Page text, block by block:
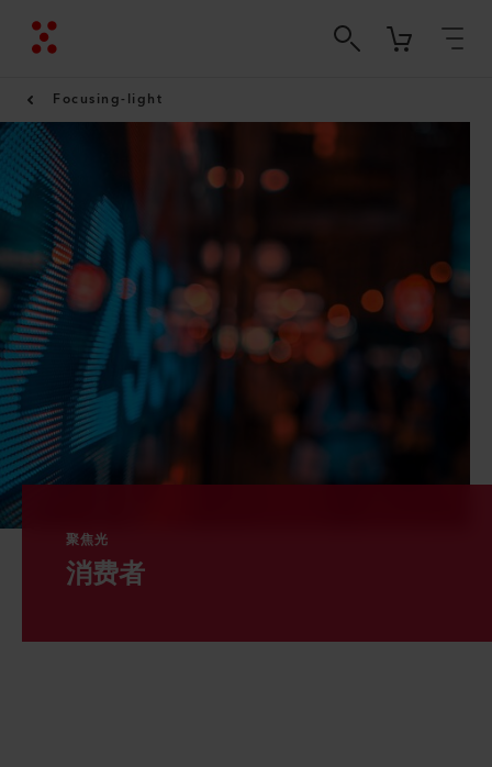
Focusing-light
聚焦光
消费者